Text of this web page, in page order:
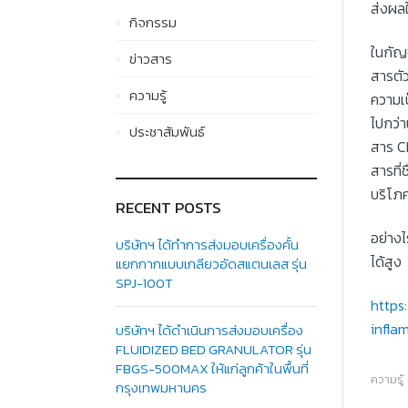
ส่งผล
ในกัญ
สารตั
ความ
ไปกว่
สาร
สารที่
บริโภ
อย่าง
ได้สูง
ความรู้
กิจกรรม
ข่าวสาร
ความรู้
ประชาสัมพันธ์
RECENT POSTS
บริษัทฯ ได้ทำการส่งมอบเครื่องคั้น
แยกกากแบบเกลียวอัดสแตนเลส รุ่น
SPJ-100T
บริษัทฯ ได้ดำเนินการส่งมอบเครื่อง
FLUIDIZED BED GRANULATOR รุ่น
FBGS-500MAX ให้แก่ลูกค้าในพื้นที่
กรุงเทพมหานคร